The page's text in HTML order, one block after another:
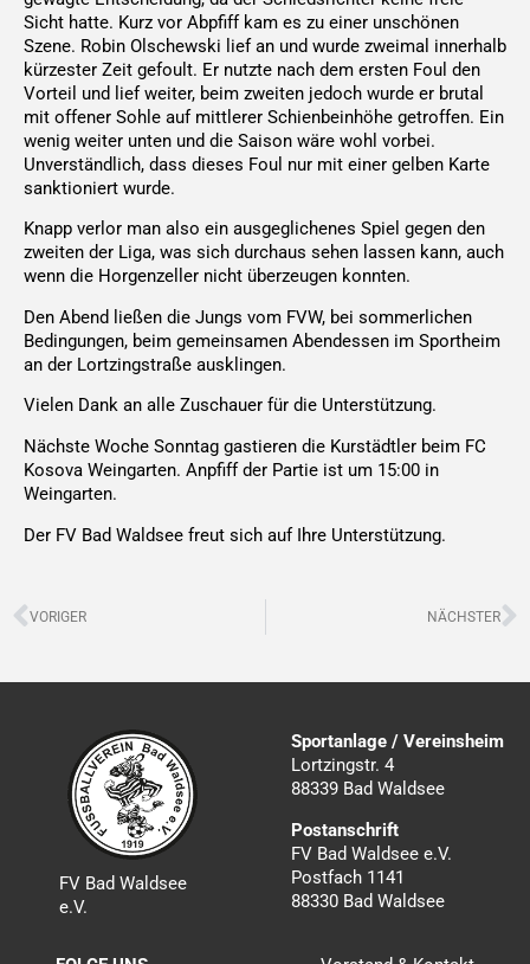
Sicht hatte. Kurz vor Abpfiff kam es zu einer unschönen
Szene. Robin Olschewski lief an und wurde zweimal innerhalb
kürzester Zeit gefoult. Er nutzte nach dem ersten Foul den
Vorteil und lief weiter, beim zweiten jedoch wurde er brutal
mit offener Sohle auf mittlerer Schienbeinhöhe getroffen. Ein
wenig weiter unten und die Saison wäre wohl vorbei.
Unverständlich, dass dieses Foul nur mit einer gelben Karte
sanktioniert wurde.
Knapp verlor man also ein ausgeglichenes Spiel gegen den
zweiten der Liga, was sich durchaus sehen lassen kann, auch
wenn die Horgenzeller nicht überzeugen konnten.
Den Abend ließen die Jungs vom FVW, bei sommerlichen
Bedingungen, beim gemeinsamen Abendessen im Sportheim
an der Lortzingstraße ausklingen.
Vielen Dank an alle Zuschauer für die Unterstützung.
Nächste Woche Sonntag gastieren die Kurstädtler beim FC
Kosova Weingarten. Anpfiff der Partie ist um 15:00 in
Weingarten.
Der FV Bad Waldsee freut sich auf Ihre Unterstützung.
Zurück
VORIGER NÄCHSTER
FV Bad Waldsee
e.V.
Sportanlage / Vereinsheim
Lortzingstr. 4
88339 Bad Waldsee
Postanschrift
FV Bad Waldsee e.V.
Postfach 1141
88330 Bad Waldsee